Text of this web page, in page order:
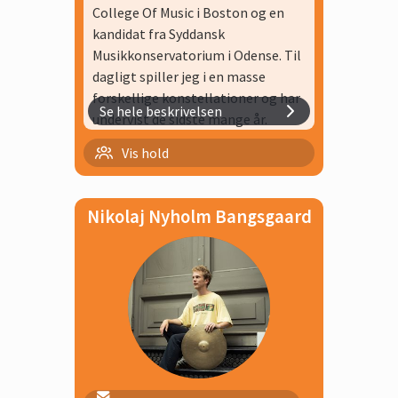
College Of Music i Boston og en
kandidat fra Syddansk
Musikkonservatorium i Odense. Til
dagligt spiller jeg i en masse
forskellige konstellationer og har
undervist de sidste mange år.
Se hele beskrivelsen
Vis hold
Klippekort trommer 40 min
Trommer 30 min 2 elever
Trommer 30 min
Nikolaj Nyholm Bangsgaard